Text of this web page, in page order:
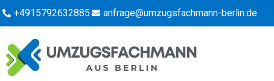
+4915792632885 anfrage@umzugsfachmann-berlin.de